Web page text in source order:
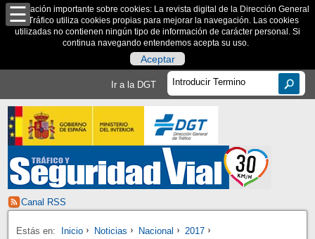
Información importante sobre cookies: La revista digital de la Dirección General
de Tráfico utiliza cookies propias para mejorar la navegación. Las cookies
utilizadas no contienen ningún tipo de información de carácter personal. Si
continua navegando entendemos acepta su uso.
Aceptar
Ir a la DGT
Canal RSS
Estás en: Inicio Noticias Nacional
2017